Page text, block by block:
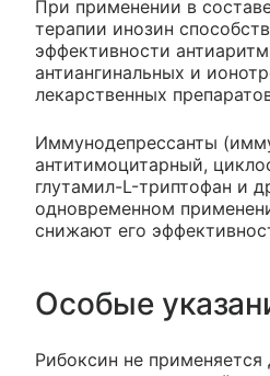
При применении в
терапии инозин
эффективности
антиангинальных и
лекарственных
Иммунодепрессанты
антитимоцитарный,
глутамил-L-триптофан и
одновременном
снижают его
Особые
Рибоксин не применяется